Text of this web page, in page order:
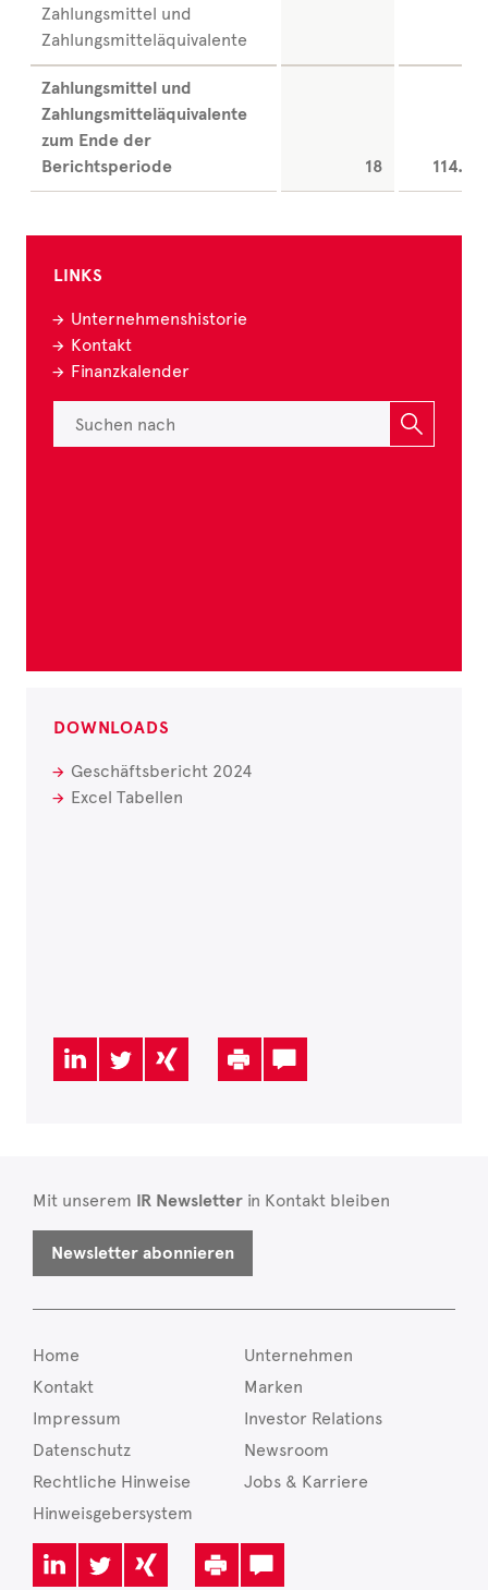
Zahlungsmittel und
Zahlungsmitteläquivalente
Zahlungsmittel und
Zahlungsmitteläquivalente
zum Ende der
Berichtsperiode
18
LINKS
Unternehmenshistorie
Kontakt
Finanzkalender
DOWNLOADS
Geschäftsbericht 2024
Excel Tabellen
Mit unserem IR Newsletter in Kontakt bleiben
Newsletter abonnieren
Home
Kontakt
Impressum
Datenschutz
Rechtliche Hinweise
Hinweisgebersystem
Unternehmen
Marken
Investor Relations
Newsroom
Jobs & Karriere